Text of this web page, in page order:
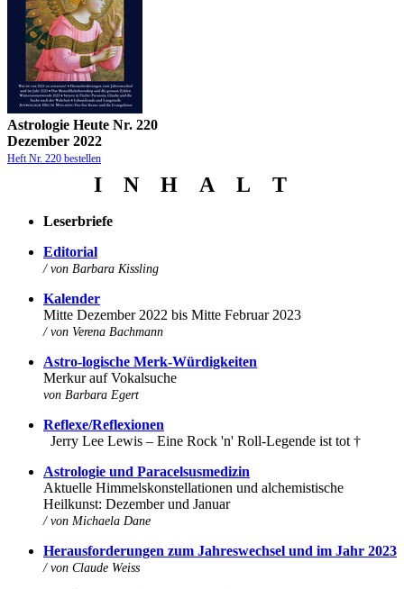
Astrologie Heute Nr. 220
Dezember 2022
Heft Nr. 220 bestellen
I N H A L T
Leserbriefe
Editorial
/ von Barbara Kissling
Kalender
Mitte Dezember 2022 bis Mitte Februar 2023
/ von Verena Bachmann
Astro-logische Merk-Würdigkeiten
Merkur auf Vokalsuche
von Barbara Egert
Reflexe/Reflexionen
Jerry Lee Lewis – Eine Rock 'n' Roll-Legende ist tot †
Astrologie und Paracelsusmedizin
Aktuelle Himmelskonstellationen und alchemistische
Heilkunst: Dezember und Januar
/ von Michaela Dane
Herausforderungen zum Jahreswechsel und im Jahr 2023
/ von Claude Weiss